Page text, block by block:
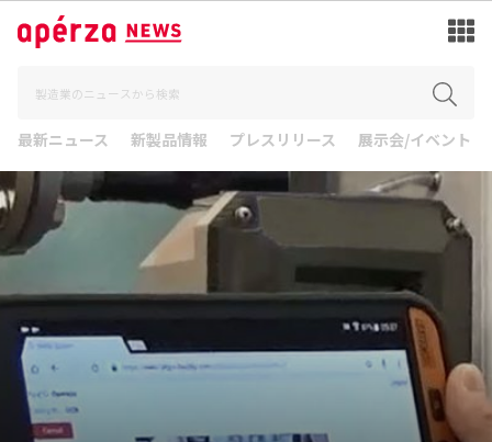
最新ニュース 新製品情報 プレスリリース 展示会/イベント